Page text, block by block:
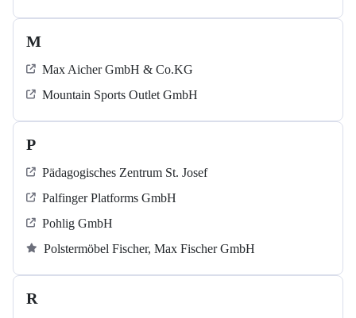
M
Max Aicher GmbH & Co.KG
Mountain Sports Outlet GmbH
P
Pädagogisches Zentrum St. Josef
Palfinger Platforms GmbH
Pohlig GmbH
Polstermöbel Fischer, Max Fischer GmbH
R